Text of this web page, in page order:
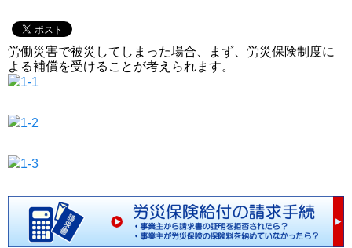
労働災害で被災してしまった場合、まず、労災保険制度に
よる補償を受けることが考えられます。